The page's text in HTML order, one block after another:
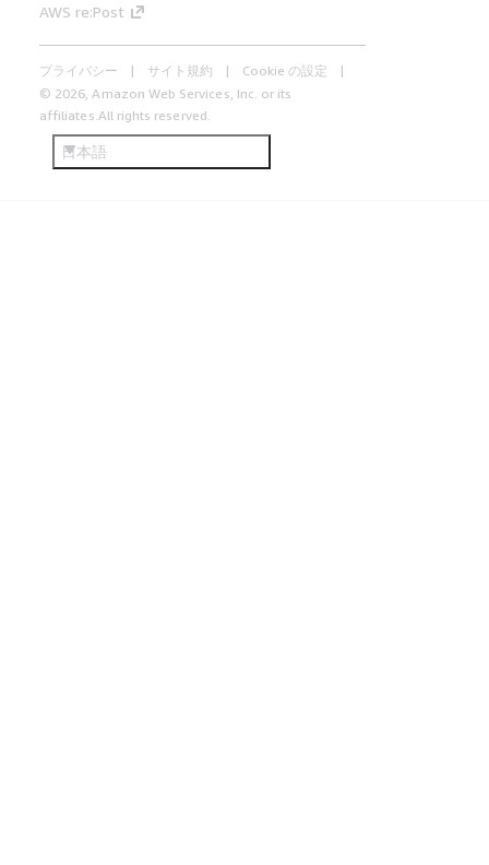
AWS re:Post
プライバシー サイト規約
Cookie の設定
© 2026, Amazon Web Services, Inc. or its
affiliates.All rights reserved.
日本語